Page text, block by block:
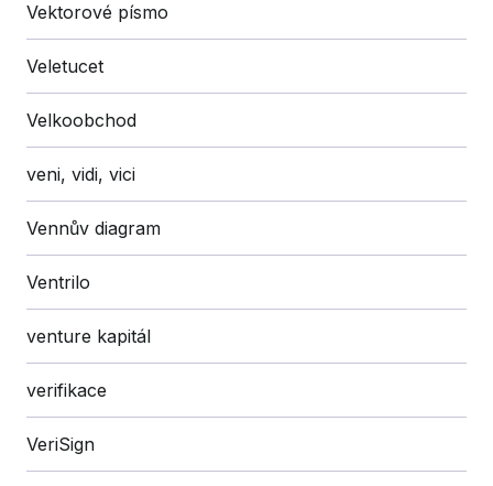
Vektorové písmo
Veletucet
Velkoobchod
veni, vidi, vici
Vennův diagram
Ventrilo
venture kapitál
verifikace
VeriSign